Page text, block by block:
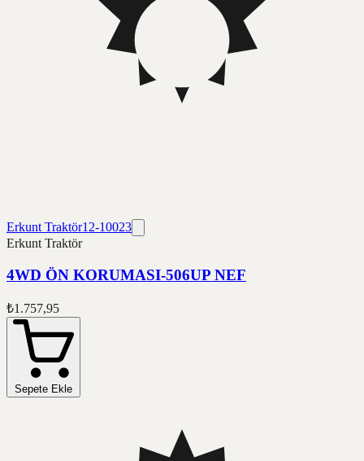
Erkunt Traktör12-10023
Erkunt Traktör
4WD ÖN KORUMASI-506UP NEF
₺1.757,95
Sepete Ekle